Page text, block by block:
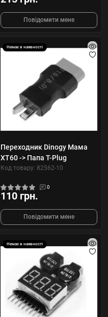
Повідомити мене
Немає в наявності
Переходник Dinogy Мама
XT60 -> Папа T-Plug
Код товару: 82562-10
0
110 грн.
Повідомити мене
Немає в наявності